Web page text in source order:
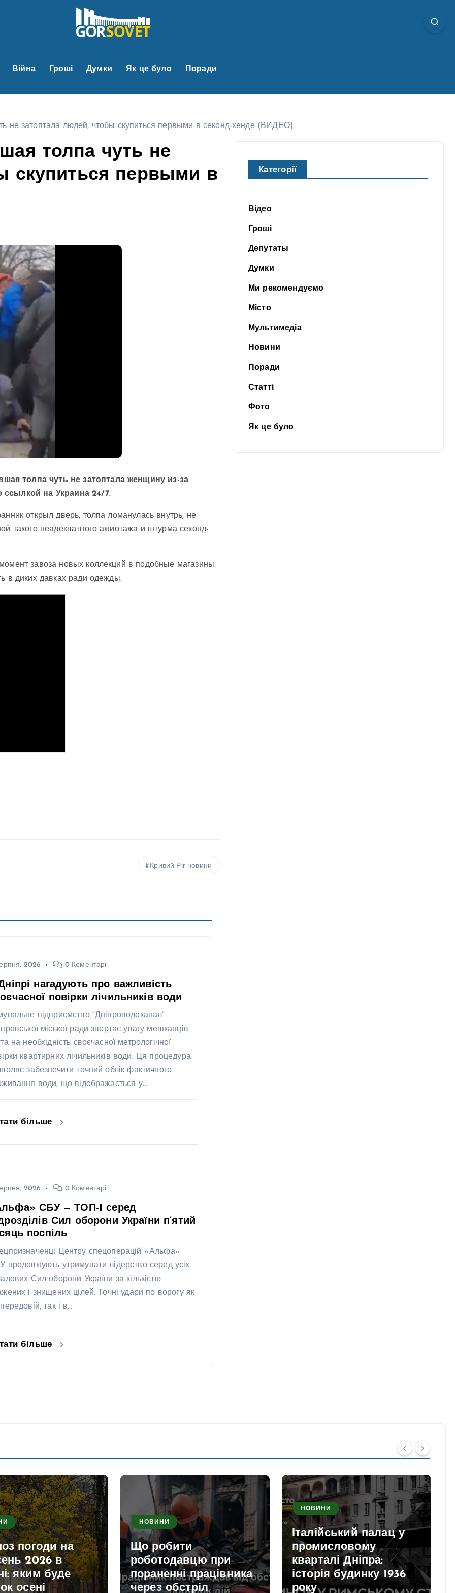
Війна Гроші Думки Як це було Поради
не затоптала людей, чтобы скупиться первыми в секонд-хенде (ВИДЕО)
толпа чуть не
скупиться первыми в
толпа чуть не затоптала женщину из-за
ссылкой на Украина 24/7.
открыл дверь, толпа ломанулась внутрь, не
такого неадекватного ажиотажа и штурма секонд-
завоза новых коллекций в подобные магазины.
в диких давках ради одежды.
Кривий Ріг новини
2026 0 Коментарі
нагадують про важливість
повірки лічильників води
підприємство “Дніпроводоканал”
міської ради звертає увагу мешканців
на необхідність своєчасної метрологічної
квартирних лічильників води. Ця процедура
забезпечити точний облік фактичного
води, що відображається у…
більше
2026 0 Коментарі
СБУ — ТОП-1 серед
Сил оборони України п’ятий
поспіль
Центру спецоперацій «Альфа»
продовжують утримувати лідерство серед усіх
Сил оборони України за кількістю
і знищених цілей. Точні удари по ворогу як
так і в…
більше
Категорії
Відео
Гроші
Депутаты
Думки
Ми рекомендуємо
Місто
Мультимедіа
Новини
Поради
Статті
Фото
Як це було
погоди на
2026 в
яким буде
осені
НОВИНИ
Що робити
роботодавцю при
пораненні працівника
через обстріл
НОВИНИ
Італійський палац у
промисловому
кварталі Дніпра:
історія будинку 1936
року